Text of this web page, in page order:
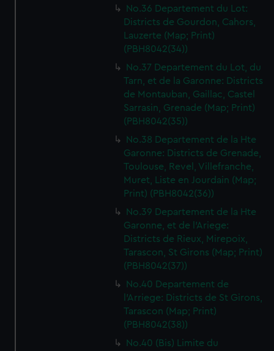
No.36 Departement du Lot:
Districts de Gourdon, Cahors,
Lauzerte (Map; Print)
(PBH8042(34))
No.37 Departement du Lot, du
Tarn, et de la Garonne: Districts
de Montauban, Gaillac, Castel
Sarrasin, Grenade (Map; Print)
(PBH8042(35))
No.38 Departement de la Hte
Garonne: Districts de Grenade,
Toulouse, Revel, Villefranche,
Muret, Liste en Jourdain (Map;
Print) (PBH8042(36))
No.39 Departement de la Hte
Garonne, et de l'Ariege:
Districts de Rieux, Mirepoix,
Tarascon, St Girons (Map; Print)
(PBH8042(37))
No.40 Departement de
l'Arriege: Districts de St Girons,
Tarascon (Map; Print)
(PBH8042(38))
No.40 (Bis) Limite du